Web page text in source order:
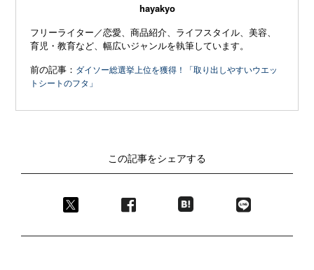
hayakyo
フリーライター／恋愛、商品紹介、ライフスタイル、美容、
育児・教育など、幅広いジャンルを執筆しています。
前の記事： ダイソー総選挙上位を獲得！「取り出しやすいウエッ
トシートのフタ」
この記事をシェアする